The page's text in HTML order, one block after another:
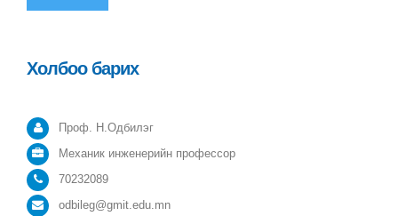
Холбоо барих
Проф. Н.Одбилэг
Механик инженерийн профессор
70232089
odbileg@gmit.edu.mn